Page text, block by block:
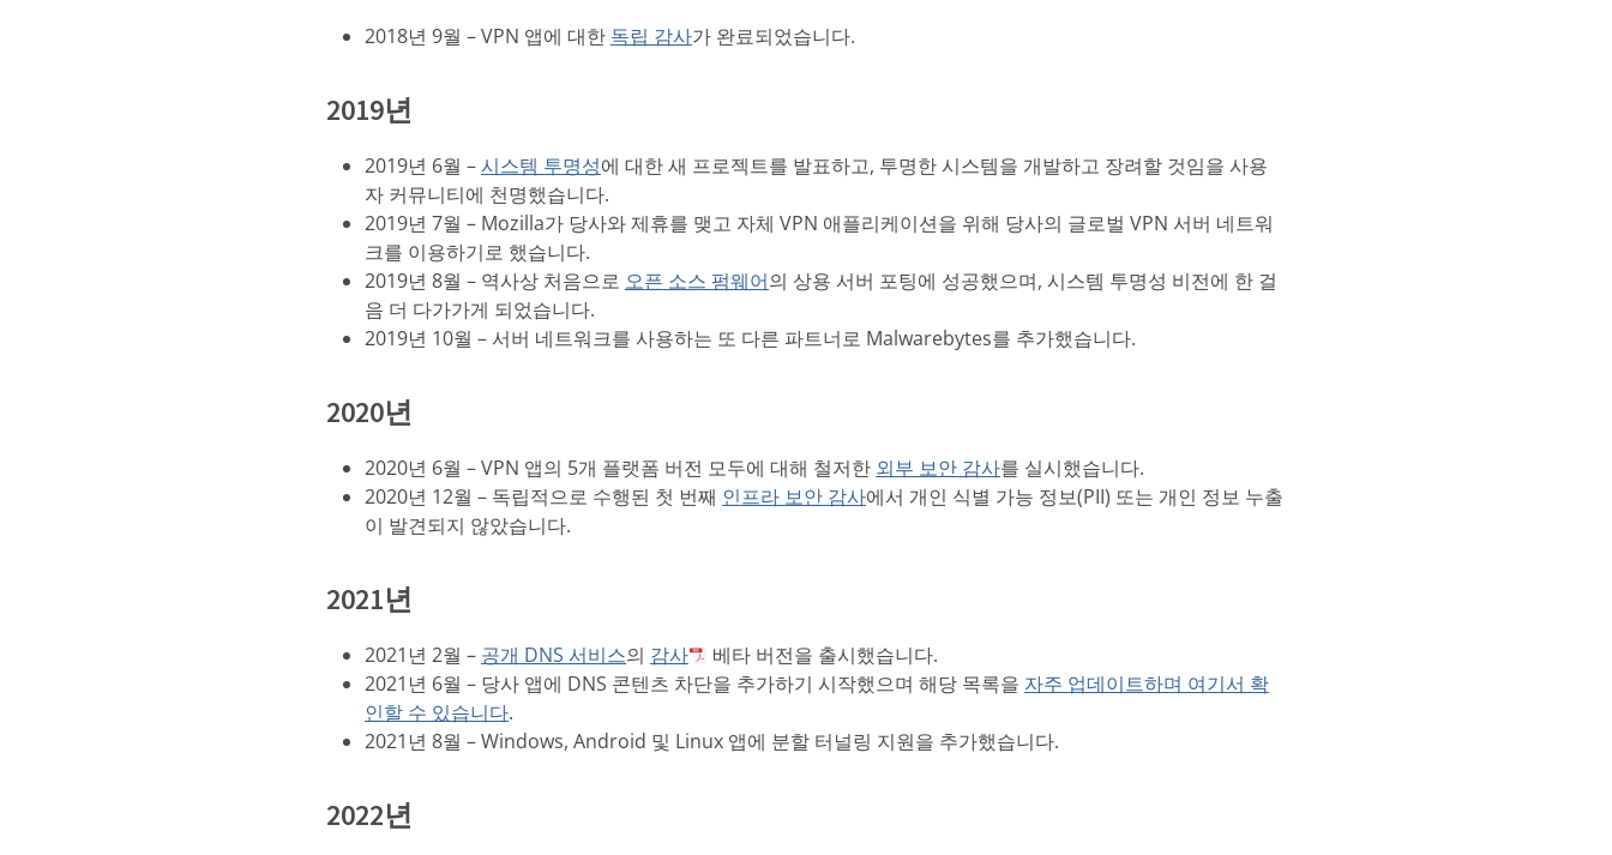
2018년 9월 – VPN 앱에 대한 독립 감사가 완료되었습니다.
2019년
2019년 6월 –시스템 투명성에 대한 새 프로젝트를 발표하고, 투명한 시스템을 개발하고 장려할 것임을 사용
자 커뮤니티에 천명했습니다.
2019년 7월 – Mozilla가 당사와 제휴를 맺고 자체 VPN 애플리케이션을 위해 당사의 글로벌 VPN 서버 네트워
크를 이용하기로 했습니다.
2019년 8월 – 역사상 처음으로 오픈 소스 펌웨어의 상용 서버 포팅에 성공했으며, 시스템 투명성 비전에 한 걸
음 더 다가가게 되었습니다.
2019년 10월 – 서버 네트워크를 사용하는 또 다른 파트너로 Malwarebytes를 추가했습니다.
2020년
2020년 6월 – VPN 앱의 5개 플랫폼 버전 모두에 대해 철저한 외부 보안 감사를 실시했습니다.
2020년 12월 – 독립적으로 수행된 첫 번째 인프라 보안 감사에서 개인 식별 가능 정보(PII) 또는 개인 정보 누출
이 발견되지 않았습니다.
2021년
2021년 2월 – 공개 DNS 서비스의 감사
베타 버전을 출시했습니다.
2021년 6월 – 당사 앱에 DNS 콘텐츠 차단을 추가하기 시작했으며 해당 목록을 자주 업데이트하며 여기서 확
인할 수 있습니다.
2021년 8월 – Windows, Android 및 Linux 앱에 분할 터널링 지원을 추가했습니다.
2022년